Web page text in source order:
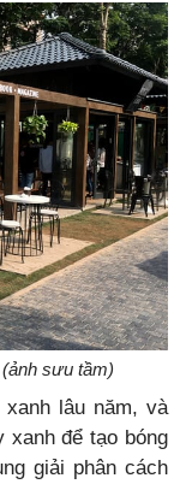
sưu tầm)
lâu năm, và
xanh để tạo bóng
giải phân cách